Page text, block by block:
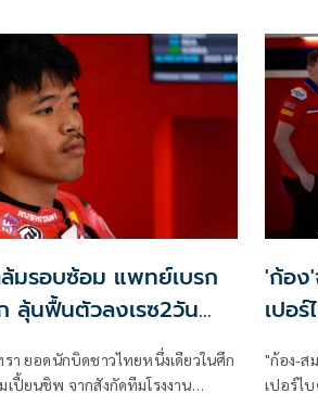
เซอร์กิ
มอเต
มรอบซ้อม แพทย์เบรก
ลุ้นฟื้นตัวลงเรซ2วัน
า ยอดนักบิดชาวไทยหนึ่งเดียวในศึก
เปี้ยนชิพ จากสังกัดทีมโรงงาน
'ก้อง'
เปอ
"ก้อง-ส
เปอร์ไ